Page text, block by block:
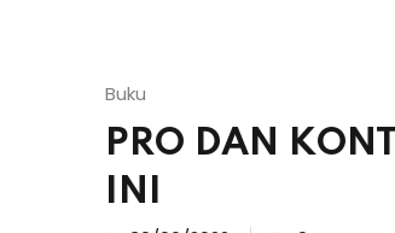
Buku
PRO DAN
INI